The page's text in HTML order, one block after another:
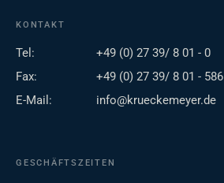
KONTAKT
Tel:
+49 (0) 27 39/ 8 01 - 0
Fax:
+49 (0) 27 39/ 8 01 - 586
E-Mail:
info@krueckemeyer.de
GESCHÄFTSZEITEN